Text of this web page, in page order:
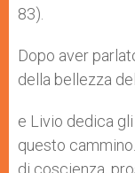
83).
Dopo aver
della bellezza
e Livio dedica
questo
di coscienza,